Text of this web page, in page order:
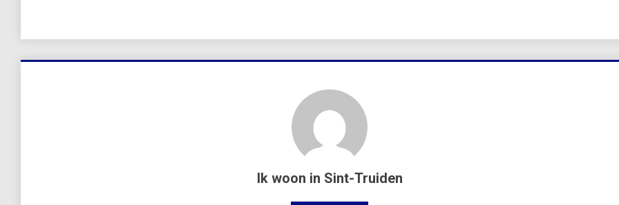
Ik woon in Sint-Truiden